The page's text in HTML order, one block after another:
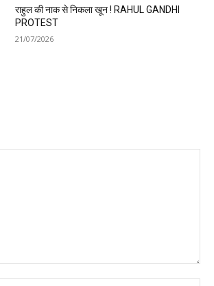
राहुल की नाक से निकला खून ! RAHUL GANDHI
PROTEST
21/07/2026